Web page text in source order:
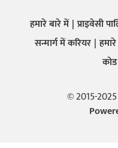
हमारे बारे में प्राइवेसी
सन्मार्ग में करियर
© 2015-